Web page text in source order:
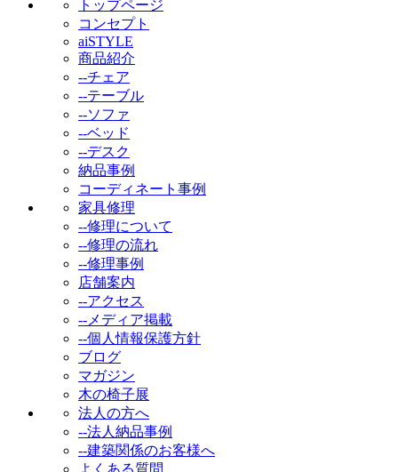
トップページ
コンセプト
aiSTYLE
商品紹介
--チェア
--テーブル
--ソファ
--ベッド
--デスク
納品事例
コーディネート事例
家具修理
--修理について
--修理の流れ
--修理事例
店舗案内
--アクセス
--メディア掲載
--個人情報保護方針
ブログ
マガジン
木の椅子展
法人の方へ
--法人納品事例
--建築関係のお客様へ